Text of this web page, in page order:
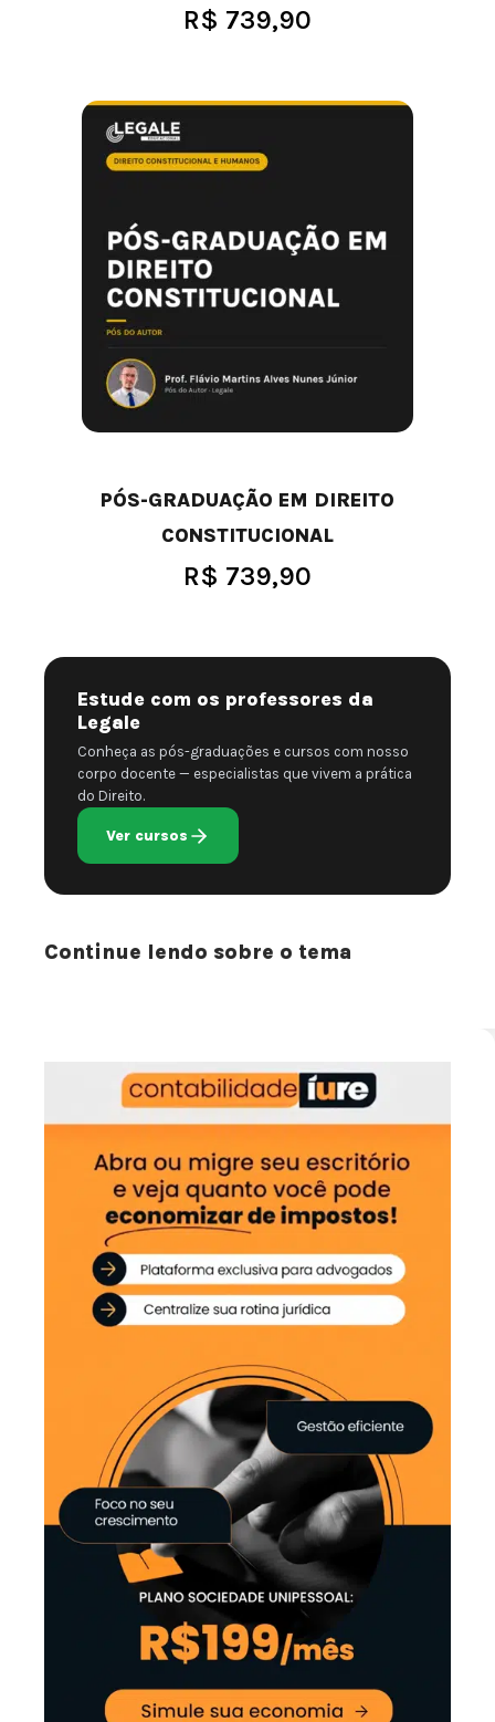
R$ 739,90
PÓS-GRADUAÇÃO EM DIREITO
CONSTITUCIONAL
R$ 739,90
Estude com os professores da
Legale
Conheça as pós-graduações e cursos com nosso
corpo docente — especialistas que vivem a prática
do Direito.
Ver cursos
Continue lendo sobre o tema